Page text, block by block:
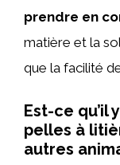
prendre en
matière et la
que la facilité
Est-ce qu’il
pelles à
autres